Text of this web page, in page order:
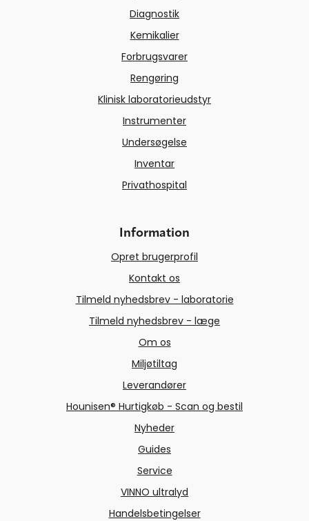
Diagnostik
Kemikalier
Forbrugsvarer
Rengøring
Klinisk laboratorieudstyr
Instrumenter
Undersøgelse
Inventar
Privathospital
Information
Opret brugerprofil
Kontakt os
Tilmeld nyhedsbrev - laboratorie
Tilmeld nyhedsbrev - læge
Om os
Miljøtiltag
Leverandører
Hounisen® Hurtigkøb - Scan og bestil
Nyheder
Guides
Service
VINNO ultralyd
Handelsbetingelser